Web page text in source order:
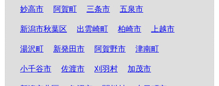
妙高市 阿賀町 三条市 五泉市
新潟市秋葉区 出雲崎町 柏崎市 上越市
湯沢町 新発田市 阿賀野市 津南町
小千谷市 佐渡市 刈羽村 加茂市